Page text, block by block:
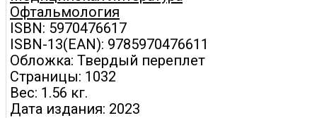
Офтальмология
ISBN: 5970476617
ISBN-13(EAN): 9785970476611
Обложка: Твердый переплет
Страницы: 1032
Вес: 1.56 кг.
Дата издания: 2023